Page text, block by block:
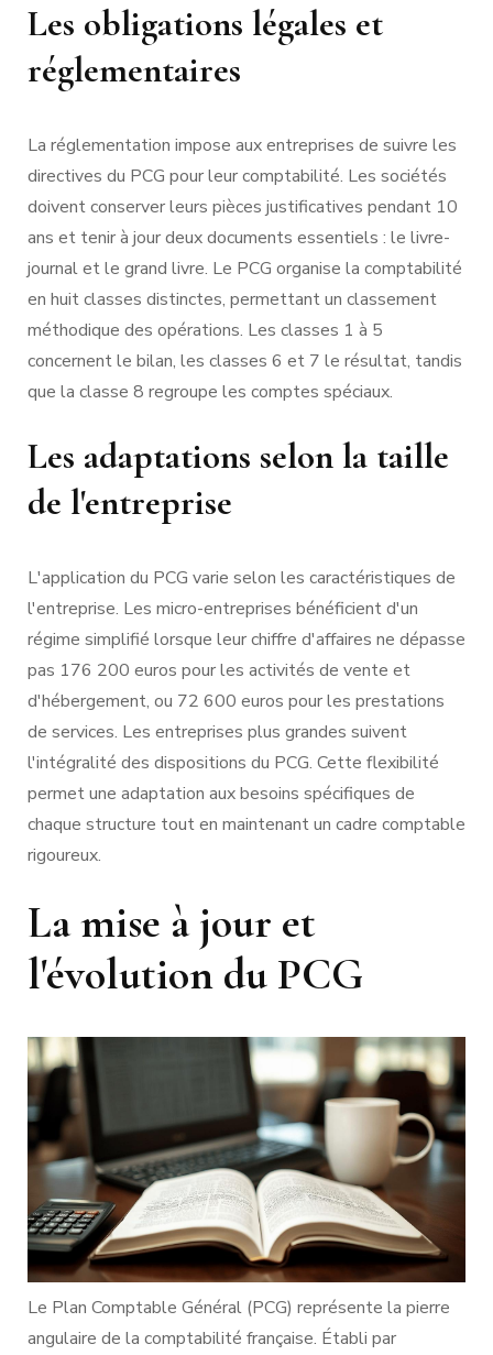
Les obligations légales et
réglementaires
La réglementation impose aux entreprises de suivre les
directives du PCG pour leur comptabilité. Les sociétés
doivent conserver leurs pièces justificatives pendant 10
ans et tenir à jour deux documents essentiels : le livre-
journal et le grand livre. Le PCG organise la comptabilité
en huit classes distinctes, permettant un classement
méthodique des opérations. Les classes 1 à 5
concernent le bilan, les classes 6 et 7 le résultat, tandis
que la classe 8 regroupe les comptes spéciaux.
Les adaptations selon la taille
de l'entreprise
L'application du PCG varie selon les caractéristiques de
l'entreprise. Les micro-entreprises bénéficient d'un
régime simplifié lorsque leur chiffre d'affaires ne dépasse
pas 176 200 euros pour les activités de vente et
d'hébergement, ou 72 600 euros pour les prestations
de services. Les entreprises plus grandes suivent
l'intégralité des dispositions du PCG. Cette flexibilité
permet une adaptation aux besoins spécifiques de
chaque structure tout en maintenant un cadre comptable
rigoureux.
La mise à jour et
l'évolution du PCG
Le Plan Comptable Général (PCG) représente la pierre
angulaire de la comptabilité française. Établi par